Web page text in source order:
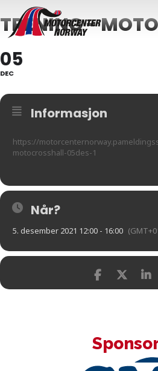
TRENING -
05
DEC
Informasjon
https://
motocrosshall-05des-1
Når?
5. desember 2021 12:00 - 16:00